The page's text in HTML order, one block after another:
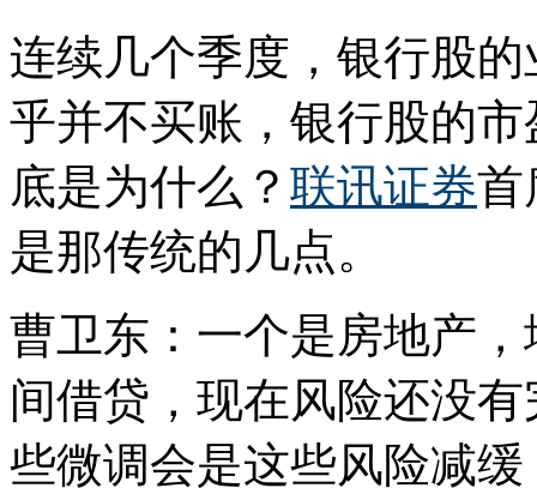
连续几个季度，银行股
乎并不买账，银行股的
底是为什么？ 联讯证券首
是那传统的几点。
曹卫东：一个是房地产
间借贷，现在风险还没
些微调会是这些风险减